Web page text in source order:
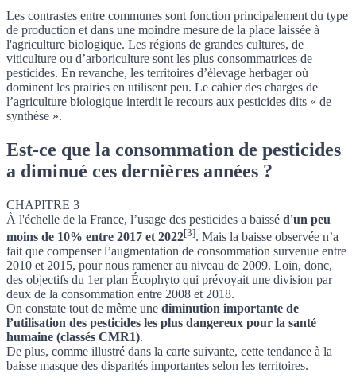
Les contrastes entre communes sont fonction principalement du type
de production et dans une moindre mesure de la place laissée à
l'agriculture biologique. Les régions de grandes cultures, de
viticulture ou d’arboriculture sont les plus consommatrices de
pesticides. En revanche, les territoires d’élevage herbager où
dominent les prairies en utilisent peu. Le cahier des charges de
l’agriculture biologique interdit le recours aux pesticides dits « de
synthèse ».
Est-ce que la consommation de pesticides
a diminué ces dernières années ?
CHAPITRE 3
À l'échelle de la France, l’usage des pesticides a baissé d'un peu
moins de 10% entre 2017 et 2022[3]. Mais la baisse observée n’a
fait que compenser l’augmentation de consommation survenue entre
2010 et 2015, pour nous ramener au niveau de 2009. Loin, donc,
des objectifs du 1er plan Écophyto qui prévoyait une division par
deux de la consommation entre 2008 et 2018.
On constate tout de même une diminution importante de
l’utilisation des pesticides les plus dangereux pour la santé
humaine (classés CMR1).
De plus, comme illustré dans la carte suivante, cette tendance à la
baisse masque des disparités importantes selon les territoires.